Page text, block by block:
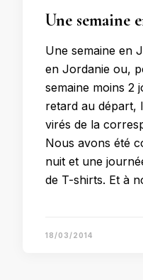
Une semaine
Une semaine en
en Jordanie ou,
semaine moins 2
retard au départ,
virés de la
Nous avons été
nuit et une
de T-shirts. Et à
18/03/2014